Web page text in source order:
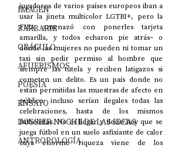
IMAGEN
BARBARIE
ORÁCULO
AFUERISMOS
POESÍA
ENSAYO
DOSSIER NOCHE DE LAS IDEAS
ANTROPOLOGÍA
jugadores de varios países europeos iban a
usar la jineta multicolor LGTBI+, pero la
FIFA amenazó con ponerles tarjeta
amarilla, y todos echaron pie atrás– o
dónde las mujeres no pueden ni tomar un
taxi sin pedir permiso al hombre que
siempre las tutela y reciben latigazos si
cometen un delito. Es un país donde no
están permitidas las muestras de afecto en
público: incluso serían ilegales todas las
celebraciones, hasta de los mismos
futbolistas. No es llegar y decir hoy que se
juega fútbol en un suelo asfixiante de calor
cuya enorme riqueza viene de los